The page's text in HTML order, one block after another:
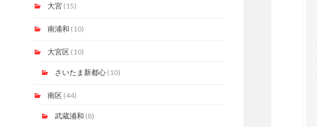
大宮(15)
南浦和 (10)
大宮区(10)
さいたま新都心(10)
南区(44)
武蔵浦和 (8)